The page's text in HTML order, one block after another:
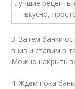
3. Затем банки
вниз и ставим в
Можно накрыть
4. Ждем пока